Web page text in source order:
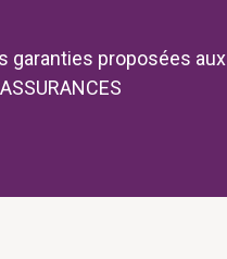
garanties proposées aux